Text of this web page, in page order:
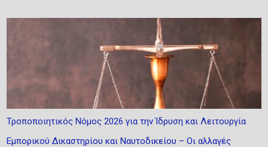
Τροποποιητικός Νόμος 2026 για την Ίδρυση και Λειτουργία
Εμπορικού Δικαστηρίου και Ναυτοδικείου – Οι αλλαγές